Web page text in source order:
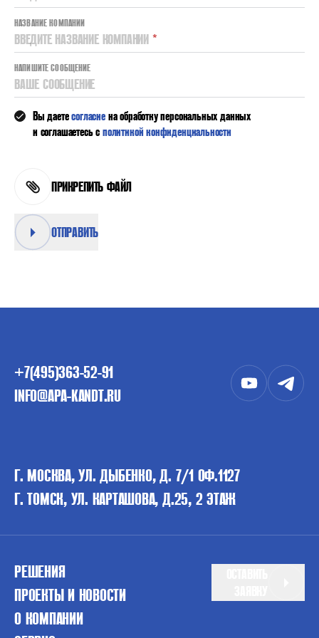
НАЗВАНИЕ КОМПАНИИ
ВВЕДИТЕ НАЗВАНИЕ КОМПАНИИ *
НАПИШИТЕ СООБЩЕНИЕ
ВАШЕ СООБЩЕНИЕ
Вы даетесогласиена обработку персональных данных
и соглашаетесь сполитикой конфиденциальности
ПРИКРЕПИТЬ ФАЙЛ
ОТПРАВИТЬ
+7(495)363-52-91
INFO@APA-KANDT.RU
Г. МОСКВА, УЛ. ДЫБЕНКО, Д. 7/1 ОФ.1127
Г. ТОМСК, УЛ. КАРТАШОВА, Д.25, 2 ЭТАЖ
РЕШЕНИЯ
ПРОЕКТЫ И НОВОСТИ
О КОМПАНИИ